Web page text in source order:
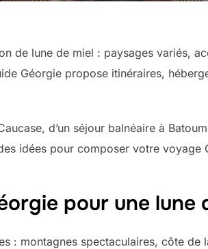
de lune de miel : paysages variés,
Géorgie propose itinéraires,
d’un séjour balnéaire à
idées pour composer votre voyage
pour une lune
: montagnes spectaculaires, côte